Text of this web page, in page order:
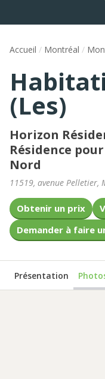
Accueil / Montréal /
(Les)
Horizon
Résidence
Nord
11519, avenue Pelletier,
Obtenir un prix
Demander à faire
Présentation